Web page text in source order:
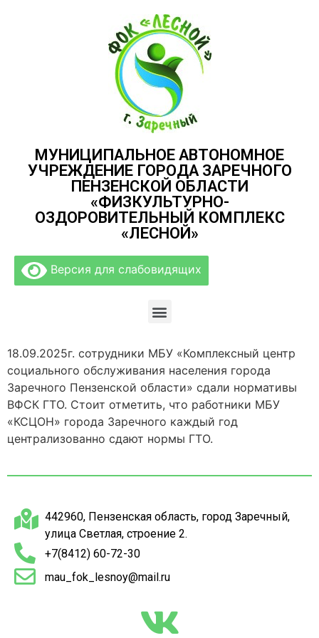
МУНИЦИПАЛЬНОЕ АВТОНОМНОЕ
УЧРЕЖДЕНИЕ ГОРОДА ЗАРЕЧНОГО
ПЕНЗЕНСКОЙ ОБЛАСТИ
«ФИЗКУЛЬТУРНО-
ОЗДОРОВИТЕЛЬНЫЙ КОМПЛЕКС
«ЛЕСНОЙ»
Версия для слабовидящих
18.09.2025г. сотрудники МБУ «Комплексный центр
социального обслуживания населения города
Заречного Пензенской области» сдали нормативы
ВФСК ГТО. Стоит отметить, что работники МБУ
«КСЦОН» города Заречного каждый год
централизованно сдают нормы ГТО.
442960, Пензенская область, город Заречный,
улица Светлая, строение 2.
+7(8412) 60-72-30
mau_fok_lesnoy@mail.ru